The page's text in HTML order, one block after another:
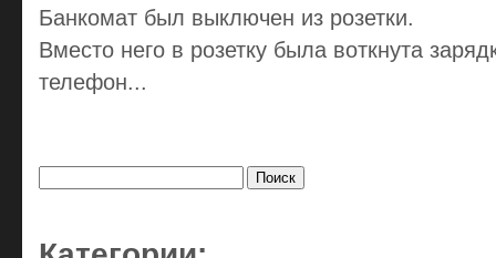
Банкомат был выключен из розетки.
Вместо него в розетку была воткнута
телефон...